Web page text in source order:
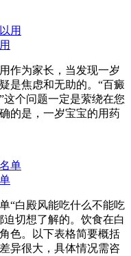
作为家长，当发现一岁
是焦虑和无助的。“百癜
这个问题一定是萦绕在您
的是，一岁宝宝的用药
“白殿风能吃什么不能吃
切想了解的。饮食在白
色。以下表格简要概括
异很大，具体情况需咨